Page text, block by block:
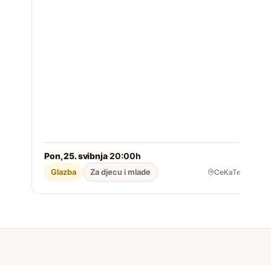
Pon, 25. svibnja·20:00h
Glazba Za djecu i mlade CeKaTe